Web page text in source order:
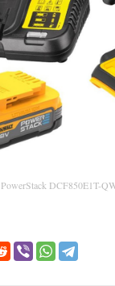
PowerStack DCF850E1T-